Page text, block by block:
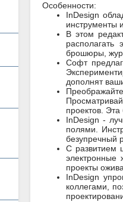
Особенности:
InDesign
инструменты
В этом
располагать
брошюры,
Софт
дополнят
проектов.
InDesign -
полями.
безупречный
С развитием
электронные
проекты
InDesign
коллегами,